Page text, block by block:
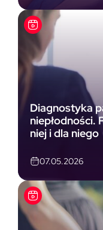
Diagnostyka
niepłodności.
niej i dla niego
07.05.2026